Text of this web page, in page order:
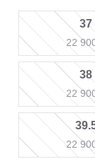
37
22
38
22
22